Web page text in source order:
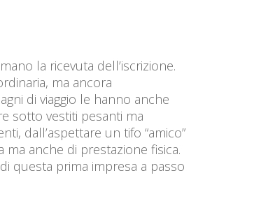
la ricevuta dell’iscrizione.
ma ancora
di viaggio le hanno anche
sotto vestiti pesanti ma
dall’aspettare un tifo “amico”
anche di prestazione fisica.
questa prima impresa a passo